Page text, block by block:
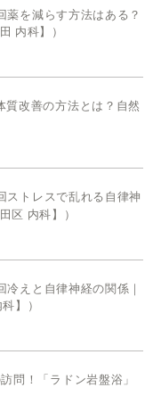
薬を減らす方法はある？
内科】）
質改善の方法とは？自然
ストレスで乱れる自律神
区 内科】）
えと自律神経の関係｜
】）
問！「ラドン岩盤浴」